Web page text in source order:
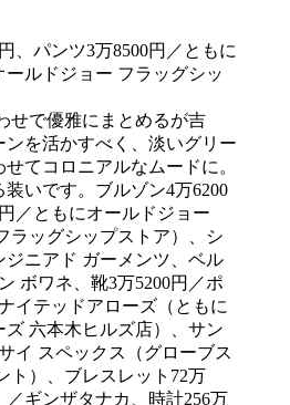
せで優雅にまとめるが吉
を活かすべく、淡いグリー
てコロニアルなムードに。
いです。ブルゾン4万6200
／ともにオールドジョー
ラッグシップストア）、シ
ジニアド ガーメンツ、ベル
ボワネ、靴3万5200円／ポ
イテッドアローズ（ともに
六本木ヒルズ店）、サン
イ スペックス（グローブス
ト）、ブレスレット72万
／ギンザタナカ、時計256万